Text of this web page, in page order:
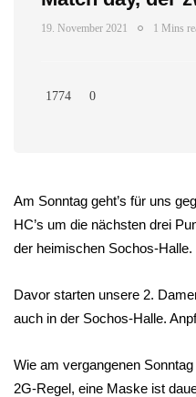
19. November 2021 1 Mins
1774 0
Am Sonntag geht’s für uns
HC’s um die nächsten drei
der heimischen Sochos-Halle.
Davor starten unsere 2.
auch in der Sochos-Halle.
Wie am vergangenen
2G-Regel, eine Maske ist